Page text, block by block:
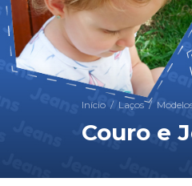
Início / Laços /
Couro e